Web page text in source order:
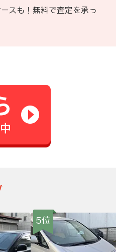
スも！無料で査定を承っ
5位